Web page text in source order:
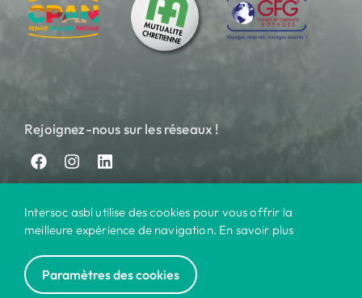
Rejoignez-nous sur les réseaux !
© 2024 Intersoc
Intersoc asbl utilise des cookies pour vous offrir la
meilleure expérience de navigation. En savoir plus
Paramètres des cookies